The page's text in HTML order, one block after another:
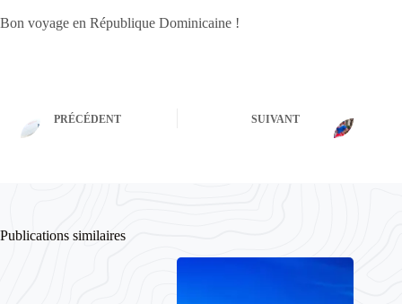
Bon voyage en République Dominicaine !
PRÉCÉDENT SUIVANT
Publications similaires